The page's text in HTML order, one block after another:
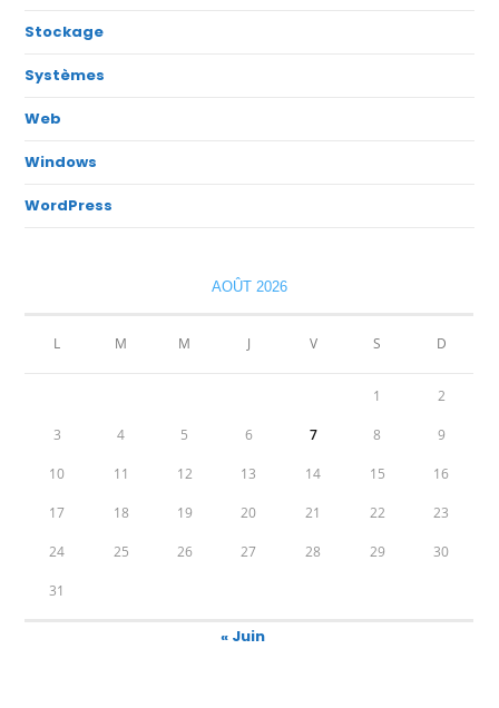
Stockage
Systèmes
Web
Windows
WordPress
AOÛT 2026
L M M J V S D
1 2
3 4 5 6 7 8 9
10 11 12 13 14 15 16
17 18 19 20 21 22 23
24 25 26 27 28 29 30
31
« Juin